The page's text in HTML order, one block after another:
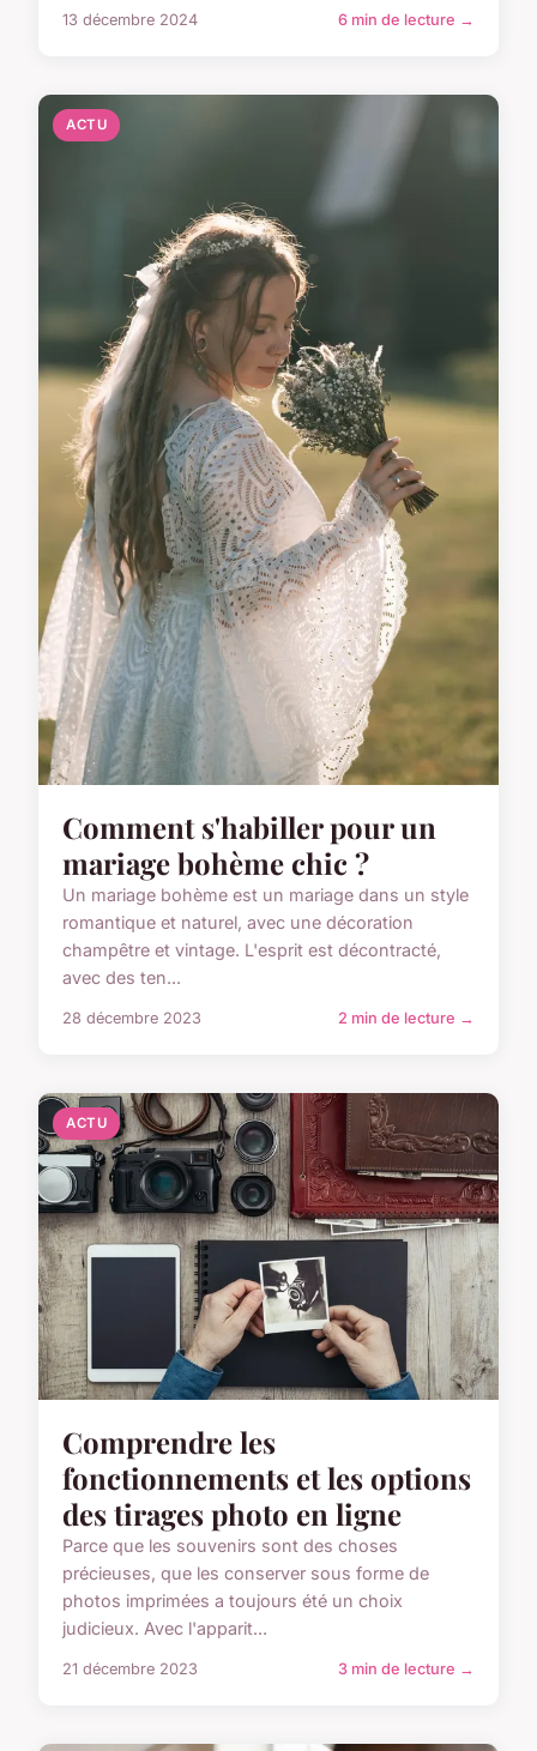
13 décembre 2024 6 min de lecture →
ACTU
Comment s'habiller pour un
mariage bohème chic ?
Un mariage bohème est un mariage dans un style
romantique et naturel, avec une décoration
champêtre et vintage. L'esprit est décontracté,
avec des ten...
28 décembre 2023 2 min de lecture →
ACTU
Comprendre les
fonctionnements et les options
des tirages photo en ligne
Parce que les souvenirs sont des choses
précieuses, que les conserver sous forme de
photos imprimées a toujours été un choix
judicieux. Avec l'apparit...
21 décembre 2023 3 min de lecture →